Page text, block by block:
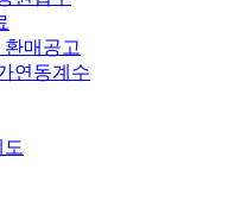
매공고
연동계수